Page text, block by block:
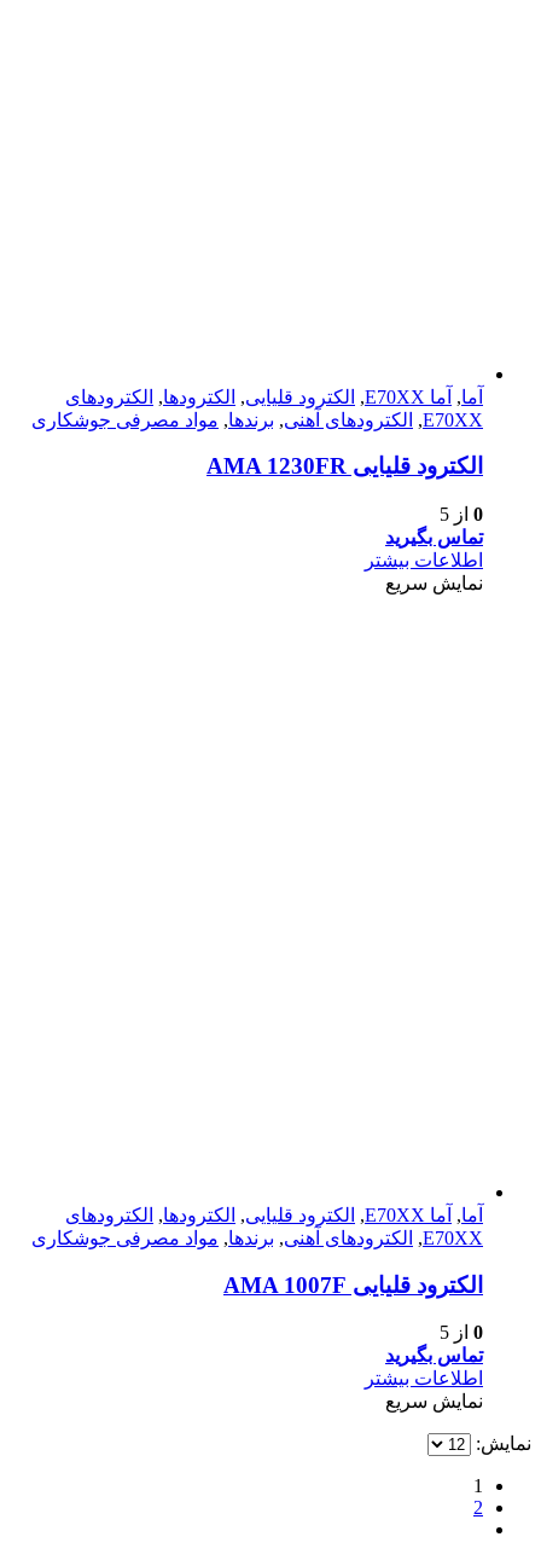
آما, آما E70XX , الکترود قلیایی, الکترودها, الکترود‌های
E70XX
, الکترود‌های آهنی, برندها, مواد مصرفی جوشکاری
الکترود قلیایی AMA 1230FR
0 از 5
تماس بگیرید
اطلاعات بیشتر
نمایش سریع
آما, آما E70XX , الکترود قلیایی, الکترودها, الکترود‌های
E70XX
, الکترود‌های آهنی, برندها, مواد مصرفی جوشکاری
الکترود قلیایی AMA 1007F
0 از 5
تماس بگیرید
اطلاعات بیشتر
نمایش سریع
نمایش:
1
2